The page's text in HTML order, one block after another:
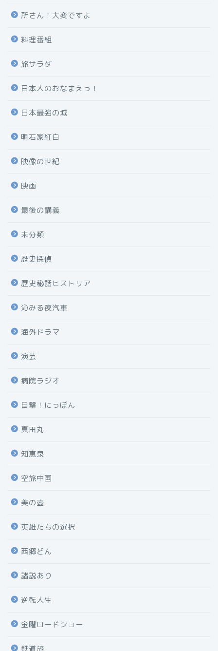
所さん！大変ですよ
料理番組
旅サラダ
日本人のおなまえっ！
日本最強の城
明石家紅白
映像の世紀
映画
最後の講義
未分類
歴史探偵
歴史秘話ヒストリア
沁みる夜汽車
海外ドラマ
演芸
病院ラジオ
目撃！にっぽん
真田丸
知恵泉
空旅中国
美の壺
英雄たちの選択
西郷どん
諸説あり
逆転人生
金曜ロードショー
鉄道旅